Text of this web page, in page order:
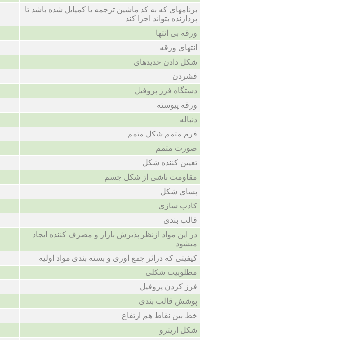
برنامهای که به کد ماشین ترجمه یا کمپایل شده باشد تا
پردازنده بتواند اجرا کند
ورقه بی انتها
انتهای ورقه
شکل دادن حدیدهای
فشردن
دستگاه فرز پروفیل
ورقه پیوسته
دنباله
فرم متمم شکل متمم
صورت متمم
تعیین کننده شکل
مقاومت ناشی از شکل جسم
پسای شکل
کاذب سازی
قالب بندی
در این مواد ازنظر پذیرش بازار و مصرف کننده ایجاد
میشود
کیفیتی که دراثر جمع اوری و بسته بندی مواد اولیه
مطلوبیت شکلی
فرز کردن پروفیل
پوشش قالب بندی
خط بین نقاط هم ارتفاع
شکل اریترو